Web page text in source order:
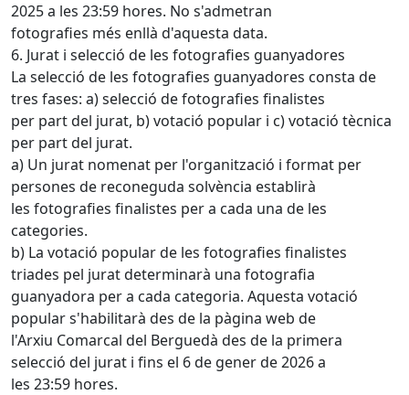
2025 a les 23:59 hores. No s'admetran
fotografies més enllà d'aquesta data.
6. Jurat i selecció de les fotografies guanyadores
La selecció de les fotografies guanyadores consta de
tres fases: a) selecció de fotografies finalistes
per part del jurat, b) votació popular i c) votació tècnica
per part del jurat.
a) Un jurat nomenat per l'organització i format per
persones de reconeguda solvència establirà
les fotografies finalistes per a cada una de les
categories.
b) La votació popular de les fotografies finalistes
triades pel jurat determinarà una fotografia
guanyadora per a cada categoria. Aquesta votació
popular s'habilitarà des de la pàgina web de
l'Arxiu Comarcal del Berguedà des de la primera
selecció del jurat i fins el 6 de gener de 2026 a
les 23:59 hores.